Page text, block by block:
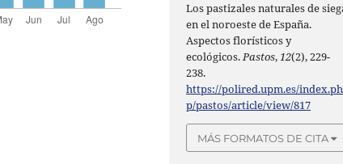
Los pastizales naturales de
en el noroeste de España.
Aspectos florísticos y
ecológicos.Pastos,12(2), 229-
238.
https://polired.upm.es/index.ph
p/pastos/article/view/817
MÁS FORMATOS DE CITA